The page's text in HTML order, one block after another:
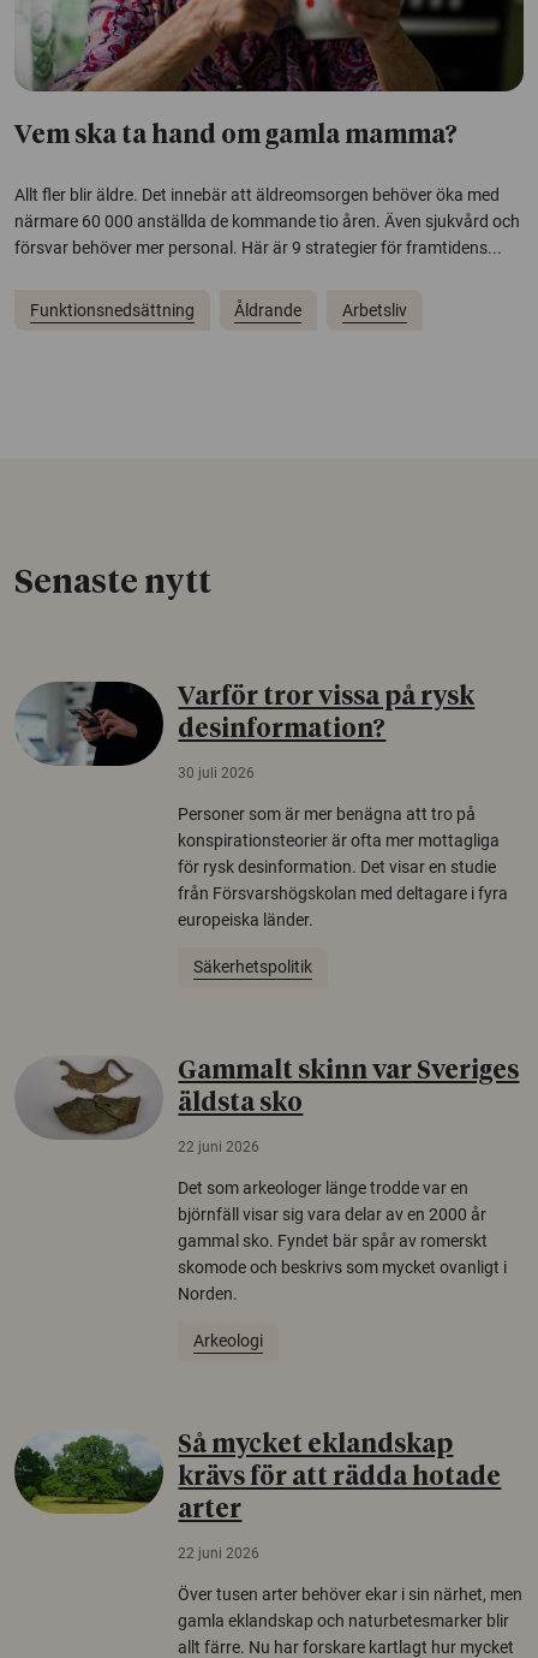
Vem ska ta hand om gamla mamma?
Allt fler blir äldre. Det innebär att äldreomsorgen behöver öka med
närmare 60 000 anställda de kommande tio åren. Även sjukvård och
försvar behöver mer personal. Här är 9 strategier för framtidens...
Funktionsnedsättning Åldrande Arbetsliv
Senaste nytt
Varför tror vissa på rysk
desinformation?
30 juli 2026
Personer som är mer benägna att tro på
konspirationsteorier är ofta mer mottagliga
för rysk desinformation. Det visar en studie
från Försvarshögskolan med deltagare i fyra
europeiska länder.
Säkerhetspolitik
Gammalt skinn var Sveriges
äldsta sko
22 juni 2026
Det som arkeologer länge trodde var en
björnfäll visar sig vara delar av en 2000 år
gammal sko. Fyndet bär spår av romerskt
skomode och beskrivs som mycket ovanligt i
Norden.
Arkeologi
Så mycket eklandskap
krävs för att rädda hotade
arter
22 juni 2026
Över tusen arter behöver ekar i sin närhet, men
gamla eklandskap och naturbetesmarker blir
allt färre. Nu har forskare kartlagt hur mycket